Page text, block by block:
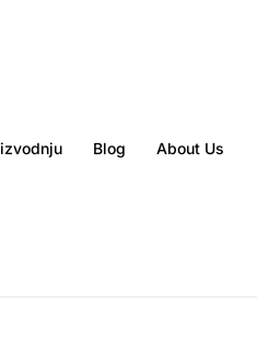
Blog About Us